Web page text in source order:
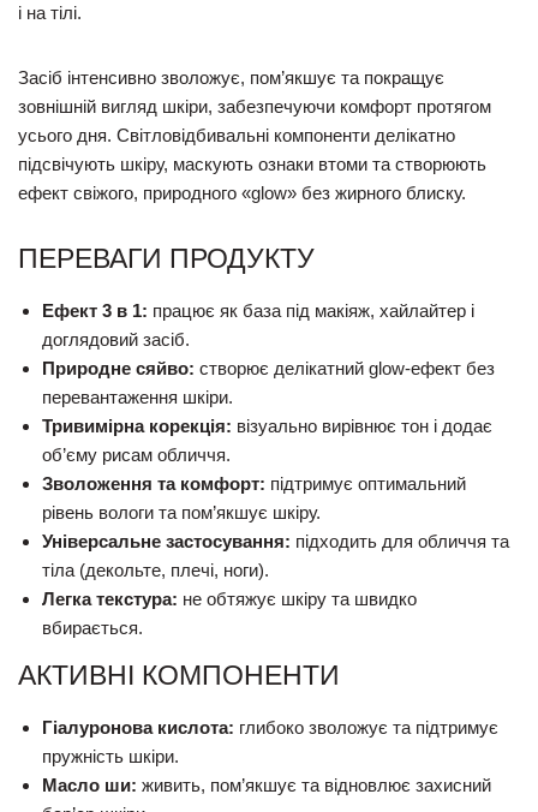
і на тілі.
Засіб інтенсивно зволожує, пом’якшує та покращує
зовнішній вигляд шкіри, забезпечуючи комфорт протягом
усього дня. Світловідбивальні компоненти делікатно
підсвічують шкіру, маскують ознаки втоми та створюють
ефект свіжого, природного «glow» без жирного блиску.
ПЕРЕВАГИ ПРОДУКТУ
Ефект 3 в 1: працює як база під макіяж, хайлайтер і
доглядовий засіб.
Природне сяйво: створює делікатний glow-ефект без
перевантаження шкіри.
Тривимірна корекція: візуально вирівнює тон і додає
об’єму рисам обличчя.
Зволоження та комфорт: підтримує оптимальний
рівень вологи та пом’якшує шкіру.
Універсальне застосування: підходить для обличчя та
тіла (декольте, плечі, ноги).
Легка текстура: не обтяжує шкіру та швидко
вбирається.
АКТИВНІ КОМПОНЕНТИ
Гіалуронова кислота: глибоко зволожує та підтримує
пружність шкіри.
Масло ши: живить, пом’якшує та відновлює захисний